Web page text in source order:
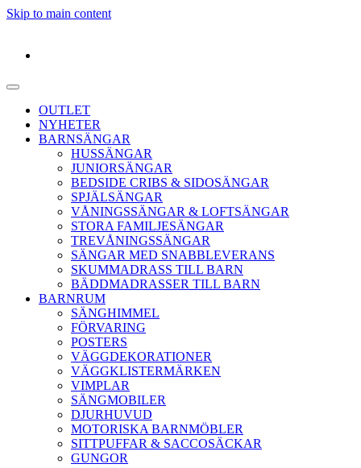
Skip to main content
OUTLET
NYHETER
BARNSÄNGAR
HUSSÄNGAR
JUNIORSÄNGAR
BEDSIDE CRIBS & SIDOSÄNGAR
SPJÄLSÄNGAR
VÅNINGSSÄNGAR & LOFTSÄNGAR
STORA FAMILJESÄNGAR
TREVÅNINGSSÄNGAR
SÄNGAR MED SNABBLEVERANS
SKUMMADRASS TILL BARN
BÄDDMADRASSER TILL BARN
BARNRUM
SÄNGHIMMEL
FÖRVARING
POSTERS
VÄGGDEKORATIONER
VÄGGKLISTERMÄRKEN
VIMPLAR
SÄNGMOBILER
DJURHUVUD
MOTORISKA BARNMÖBLER
SITTPUFFAR & SACCOSÄCKAR
GUNGOR